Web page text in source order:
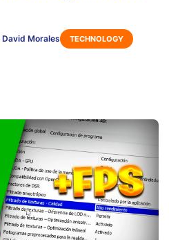
David Morales TECHNOLOGY